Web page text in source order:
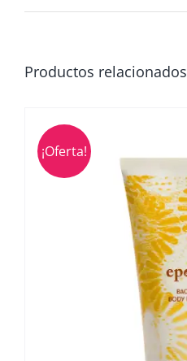
Productos relacionados
¡Oferta!